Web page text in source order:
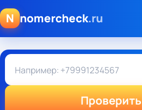
N nomercheck.ru
Проверить